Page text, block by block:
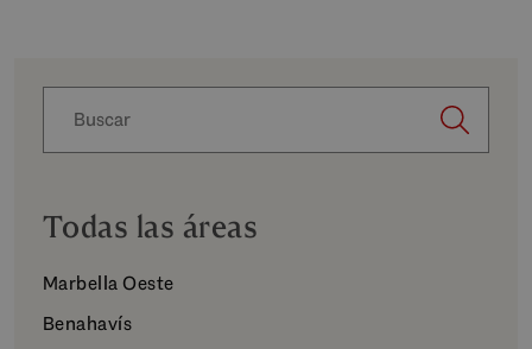
Todas las áreas
Marbella Oeste
Benahavís